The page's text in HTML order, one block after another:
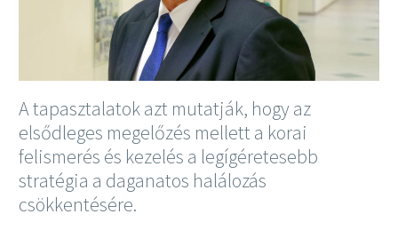
A tapasztalatok azt mutatják, hogy az
elsődleges megelőzés mellett a korai
felismerés és kezelés a legígéretesebb
stratégia a daganatos halálozás
csökkentésére.